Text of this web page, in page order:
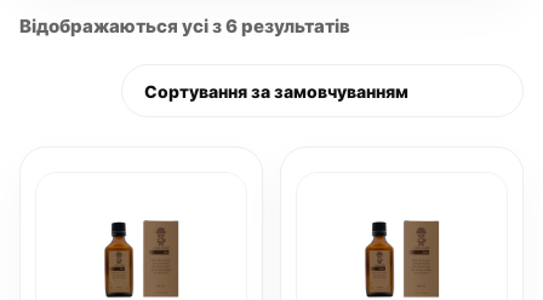
Відображаються усі з 6 результатів